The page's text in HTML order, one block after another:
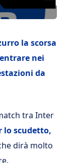
la scorsa
nei
da
tra Inter
lo scudetto,
dirà molto